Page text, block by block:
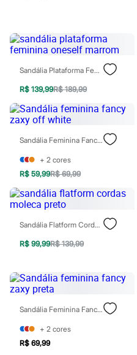
Personagens
Plus size
Blusas e Camisetas
Calças
Camisas
Casacos e Jaquetas
Moda esportiva
Shorts e Bermudas
Infantil
Em alta
Arrumadinho para os meninos
Romântico para as meninas
Inverno
Novidades
Roupas menina
0 a 24 meses
1 a 5 anos
4 a 12 anos
0 a 24 meses
1 a 5 anos
4 a 12 anos
10 a 16 anos
Recém-nascido
Bolsas e Mochilas
Sandália Plataforma Feminina Oneself Marrom
R$ 139,99R$ 189,99
Sandália Feminina Fancy Zaxy Off White
+ 2 cores
R$ 59,99R$ 69,99
Sandália Flatform Cordas Moleca Preto
R$ 99,99R$ 139,99
Sandália Feminina Fancy Zaxy Preta
+ 2 cores
R$ 69,99